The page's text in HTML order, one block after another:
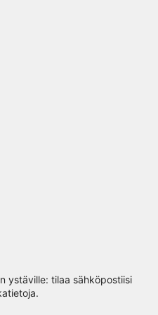
ystäville: tilaa sähköpostiisi